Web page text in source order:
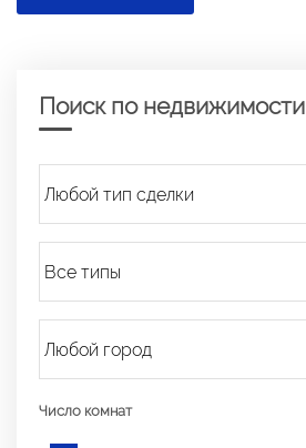
Поиск по недвижимости
Число комнат